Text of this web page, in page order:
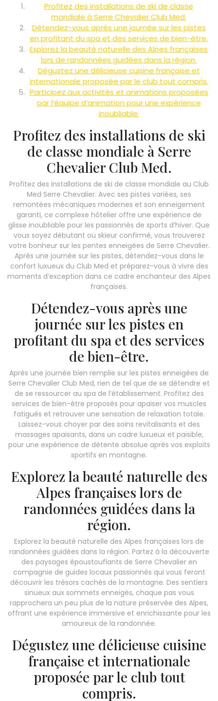
Profitez des installations de ski de classe
mondiale à Serre Chevalier Club Med.
Détendez-vous après une journée sur les pistes
en profitant du spa et des services de bien-être.
Explorez la beauté naturelle des Alpes françaises
lors de randonnées guidées dans la région.
Dégustez une délicieuse cuisine française et
internationale proposée par le club tout compris.
Participez aux activités et animations proposées
par l’équipe d’animation pour une expérience
inoubliable.
Profitez des installations de ski
de classe mondiale à Serre
Chevalier Club Med.
Profitez des installations de ski de classe mondiale au Club
Med Serre Chevalier. Avec ses pistes variées, ses
remontées mécaniques modernes et son enneigement
garanti, ce complexe hôtelier offre une expérience de
glisse inoubliable pour les passionnés de sports d’hiver. Que
vous soyez débutant ou skieur confirmé, vous trouverez
votre bonheur sur les pentes enneigées de Serre Chevalier.
Après une journée sur les pistes, détendez-vous dans le
confort luxueux du Club Med et préparez-vous à vivre des
moments d’exception dans ce cadre enchanteur des Alpes
françaises.
Détendez-vous après une
journée sur les pistes en
profitant du spa et des services
de bien-être.
Après une journée bien remplie sur les pistes enneigées de
Serre Chevalier Club Med, rien de tel que de se détendre et
de se ressourcer au spa de l’établissement. Profitez des
services de bien-être proposés pour apaiser vos muscles
fatigués et retrouver une sensation de relaxation totale.
Laissez-vous choyer par des soins revitalisants et des
massages apaisants, dans un cadre luxueux et paisible,
pour une expérience de détente absolue après vos exploits
sportifs en montagne.
Explorez la beauté naturelle des
Alpes françaises lors de
randonnées guidées dans la
région.
Explorez la beauté naturelle des Alpes françaises lors de
randonnées guidées dans la région. Partez à la découverte
des paysages époustouflants de Serre Chevalier en
compagnie de guides locaux passionnés qui vous feront
découvrir les trésors cachés de la montagne. Des sentiers
sinueux aux sommets enneigés, chaque pas vous
rapprochera un peu plus de la nature préservée des Alpes,
offrant une expérience immersive et enrichissante pour les
amoureux de la randonnée.
Dégustez une délicieuse cuisine
française et internationale
proposée par le club tout
compris.